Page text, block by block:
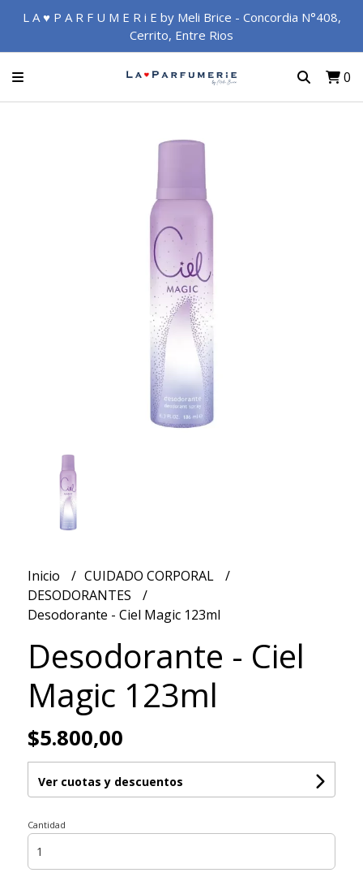
L A ♥ P A R F U M E R i E by Meli Brice - Concordia N°408,
Cerrito, Entre Rios
0
Inicio
CUIDADO CORPORAL
DESODORANTES
Desodorante - Ciel Magic 123ml
Desodorante - Ciel
Magic 123ml
$5.800,00
Ver cuotas y descuentos
Cantidad